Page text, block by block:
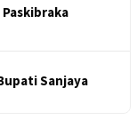
Sanjaya